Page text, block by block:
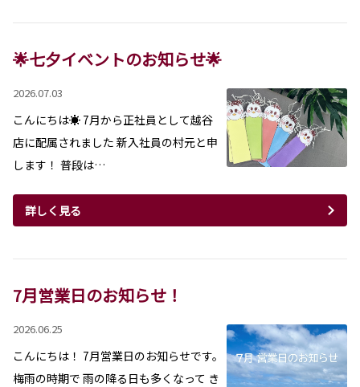
🌟七夕イベントのお知らせ🌟
2026.07.03
こんにちは☀ 7月から正社員として越谷
店に配属されました 新入社員の村元と申
します！ 普段は…
詳しく見る
7月営業日のお知らせ！
2026.06.25
こんにちは！ 7月営業日のお知らせです。
梅雨の時期で 雨の降る日も多くなって き